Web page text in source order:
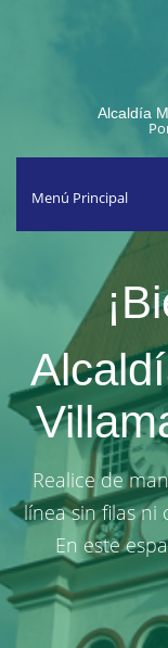
Alcaldía
Menú Principal
Realice de
línea sin filas ni
En este